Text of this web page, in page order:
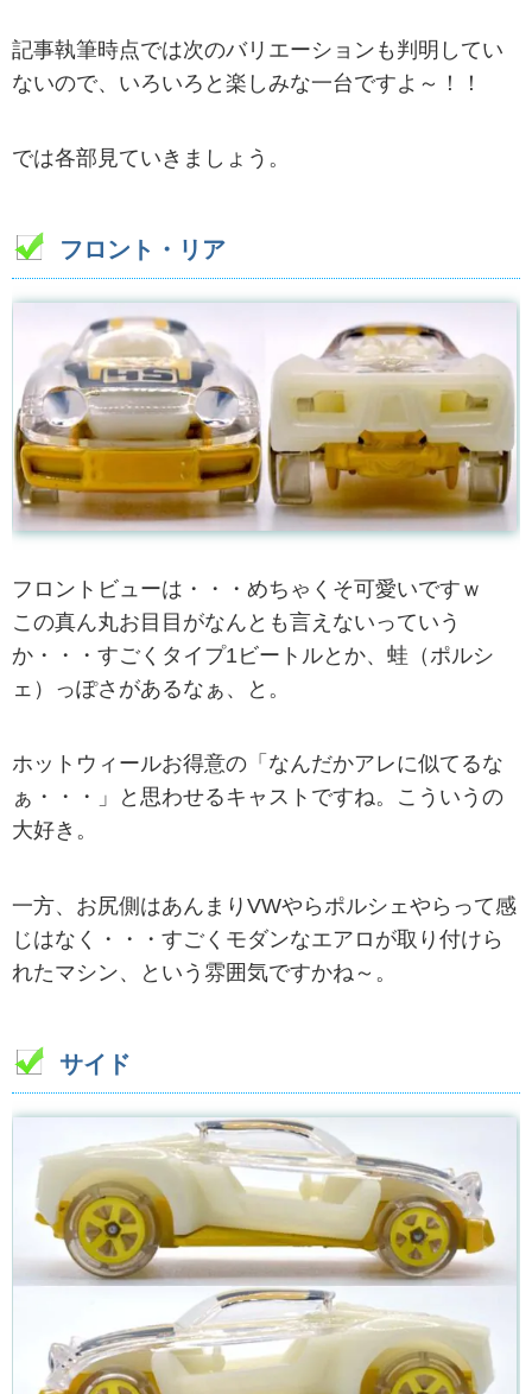
記事執筆時点では次のバリエーションも判明してい
ないので、いろいろと楽しみな一台ですよ～！！
では各部見ていきましょう。
フロント・リア
フロントビューは・・・めちゃくそ可愛いですｗ
この真ん丸お目目がなんとも言えないっていう
か・・・すごくタイプ1ビートルとか、蛙（ポルシ
ェ）っぽさがあるなぁ、と。
ホットウィールお得意の「なんだかアレに似てるな
ぁ・・・」と思わせるキャストですね。こういうの
大好き。
一方、お尻側はあんまりVWやらポルシェやらって感
じはなく・・・すごくモダンなエアロが取り付けら
れたマシン、という雰囲気ですかね～。
サイド